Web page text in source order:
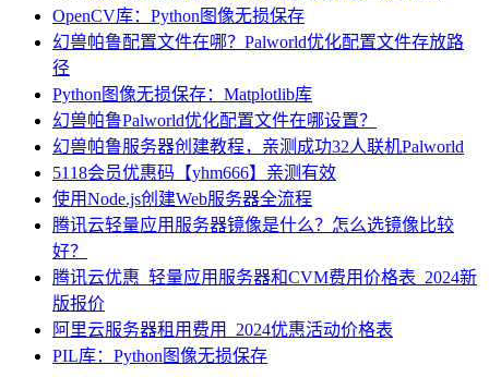
OpenCV库：Python图像无损保存
幻兽帕鲁配置文件在哪？Palworld优化配置文件存放路
径
Python图像无损保存：Matplotlib库
幻兽帕鲁Palworld优化配置文件在哪设置？
幻兽帕鲁服务器创建教程，亲测成功32人联机Palworld
5118会员优惠码【yhm666】亲测有效
使用Node.js创建Web服务器全流程
腾讯云轻量应用服务器镜像是什么？怎么选镜像比较
好？
腾讯云优惠_轻量应用服务器和CVM费用价格表_2024新
版报价
阿里云服务器租用费用_2024优惠活动价格表
PIL库：Python图像无损保存